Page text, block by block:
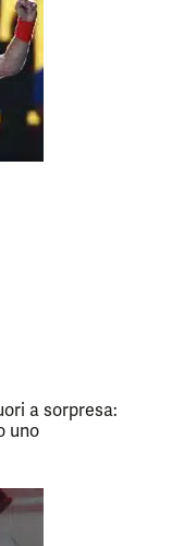
a sorpresa:
uno